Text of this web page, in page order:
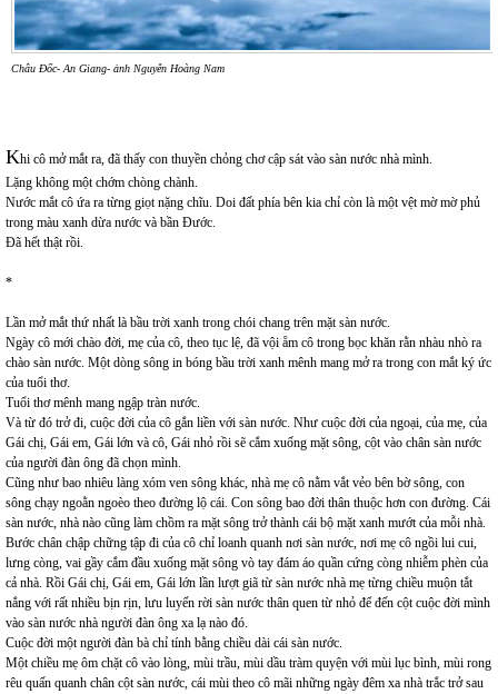
Châu Đốc- An Giang- ảnh Nguyễn Hoàng Nam
Khi cô mở mắt ra, đã thấy con thuyền chỏng chơ cập sát vào sàn nước nhà mình.
Lặng không một chớm chòng chành.
Nước mắt cô ứa ra từng giọt nặng chĩu. Doi đất phía bên kia chỉ còn là một vệt mờ mờ phủ
trong màu xanh dừa nước và bần Đước.
Đã hết thật rồi.
*
Lần mở mắt thứ nhất là bầu trời xanh trong chói chang trên mặt sàn nước.
Ngày cô mới chào đời, mẹ của cô, theo tục lệ, đã vội ẵm cô trong bọc khăn rằn nhàu nhò ra
chào sàn nước. Một dòng sông in bóng bầu trời xanh mênh mang mở ra trong con mắt ký ức
của tuổi thơ.
Tuổi thơ mênh mang ngập tràn nước.
Và từ đó trở đi, cuộc đời của cô gắn liền với sàn nước. Như cuộc đời của ngoại, của mẹ, của
Gái chị, Gái em, Gái lớn và cô, Gái nhỏ rồi sẽ cắm xuống mặt sông, cột vào chân sàn nước
của người đàn ông đã chọn mình.
Cũng như bao nhiêu làng xóm ven sông khác, nhà mẹ cô nằm vắt vẻo bên bờ sông, con
sông chạy ngoằn ngoèo theo đường lộ cái. Con sông bao đời thân thuộc hơn con đường. Cái
sàn nước, nhà nào cũng làm chồm ra mặt sông trở thành cái bộ mặt xanh mướt của mỗi nhà.
Bước chân chập chững tập đi của cô chỉ loanh quanh nơi sàn nước, nơi mẹ cô ngồi lui cui,
lưng còng, vai gầy cắm đầu xuống mặt sông vò tay đám áo quần cứng còng nhiễm phèn của
cả nhà. Rồi Gái chị, Gái em, Gái lớn lần lượt giã từ sàn nước nhà mẹ từng chiều muộn tắt
nắng với rất nhiều bịn rịn, lưu luyến rời sàn nước thân quen từ nhỏ để đến cột cuộc đời mình
vào sàn nước nhà người đàn ông xa lạ nào đó.
Cuộc đời một người đàn bà chỉ tính bằng chiều dài cái sàn nước.
Một chiều mẹ ôm chặt cô vào lòng, mùi trầu, mùi dầu tràm quyện với mùi lục bình, mùi rong
rêu quấn quanh chân cột sàn nước, cái mùi theo cô mãi những ngày đêm xa nhà trắc trở sau